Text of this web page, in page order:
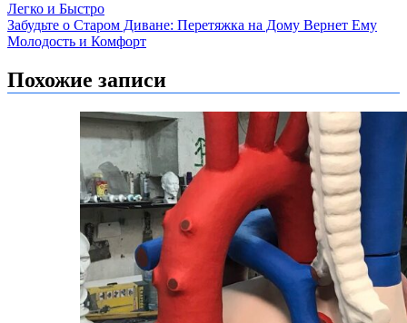
по
записям
Легко и Быстро
Забудьте о Старом Диване: Перетяжка на Дому Вернет Ему
Молодость и Комфорт
Похожие записи